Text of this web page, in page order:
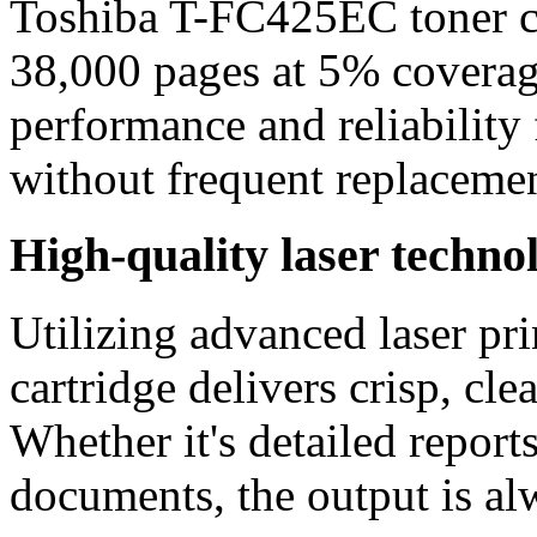
Toshiba T-FC425EC toner
38,000 pages at 5%
performance and
without frequent
High-quality laser
Utilizing advanced laser
cartridge delivers crisp,
Whether it's detailed
documents, the output is